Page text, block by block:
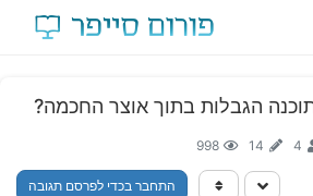
הגבלות בתוך אוצר החכמה?
4
14
998
התחבר בכדי לפרסם תגובה